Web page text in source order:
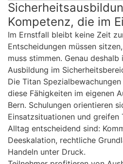
Kompetenz, die im
Im Ernstfall bleibt keine Zeit
Entscheidungen müssen
muss stimmen. Genau
Ausbildung im
Die Titan
diese Fähigkeiten im eigenen
Bern. Schulungen orientieren
Einsatzsituationen und greifen
Alltag entscheidend sind:
Deeskalation, rechtliche
Handeln unter Druck.